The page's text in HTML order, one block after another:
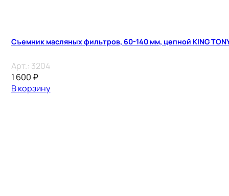
Съемник масляных фильтров, 60-140 мм, цепной KING
Арт.: 3204
1 600 ₽
В корзину